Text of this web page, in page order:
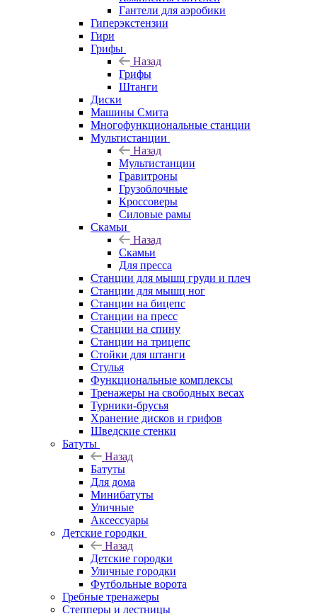
Гантели для аэробики
Гиперэкстензии
Гири
Грифы
Назад
Грифы
Штанги
Диски
Машины Смита
Многофункциональные станции
Мультистанции
Назад
Мультистанции
Гравитроны
Грузоблочные
Кроссоверы
Силовые рамы
Скамьи
Назад
Скамьи
Для пресса
Станции для мышц груди и плеч
Станции для мышц ног
Станции на бицепс
Станции на пресс
Станции на спину
Станции на трицепс
Стойки для штанги
Стулья
Функциональные комплексы
Тренажеры на свободных весах
Турники-брусья
Хранение дисков и грифов
Шведские стенки
Батуты
Назад
Батуты
Для дома
Минибатуты
Уличные
Аксессуары
Детские городки
Назад
Детские городки
Уличные городки
Футбольные ворота
Гребные тренажеры
Степперы и лестницы